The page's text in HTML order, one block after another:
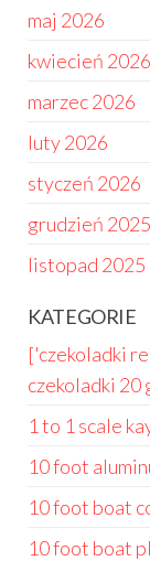
maj 2026
kwiecień 2026
marzec 2026
luty 2026
styczeń 2026
grudzień 2025
listopad 2025
KATEGORIE
['czekoladki
czekoladki 20
1 to 1 scale
10 foot
10 foot boat
10 foot boat